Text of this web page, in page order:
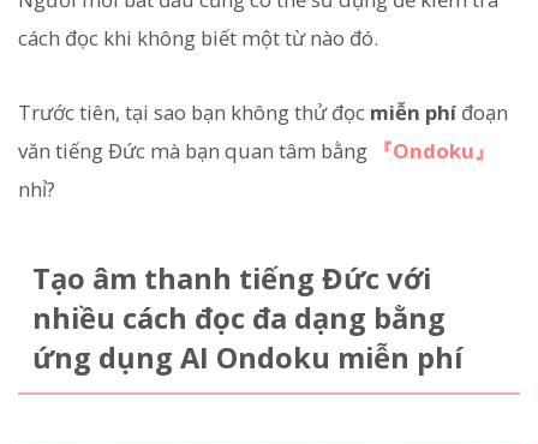
cách đọc khi không biết một từ nào đó.
Trước tiên, tại sao bạn không thử đọc miễn phíđoạn
văn tiếng Đức mà bạn quan tâm bằng
『Ondoku』
nhỉ?
Tạo âm thanh tiếng Đức với
nhiều cách đọc đa dạng bằng
ứng dụng AI Ondoku miễn phí